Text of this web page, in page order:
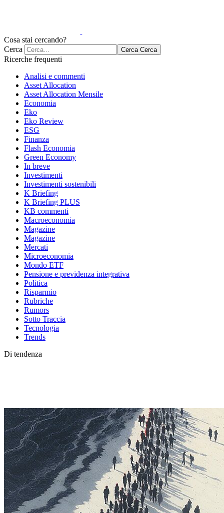
Cosa stai cercando?
Cerca
Cerca Cerca
Ricerche frequenti
Analisi e commenti
Asset Allocation
Asset Allocation Mensile
Economia
Eko
Eko Review
ESG
Finanza
Flash Economia
Green Economy
In breve
Investimenti
Investimenti sostenibili
K Briefing
K Briefing PLUS
KB commenti
Macroeconomia
Magazine
Magazine
Mercati
Microeconomia
Mondo ETF
Pensione e previdenza integrativa
Politica
Risparmio
Rubriche
Rumors
Sotto Traccia
Tecnologia
Trends
Di tendenza